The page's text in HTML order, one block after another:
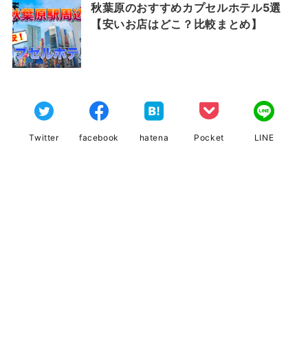
秋葉原のおすすめカプセルホテル5選
【安いお店はどこ？比較まとめ】
Twitter facebook hatena Pocket LINE